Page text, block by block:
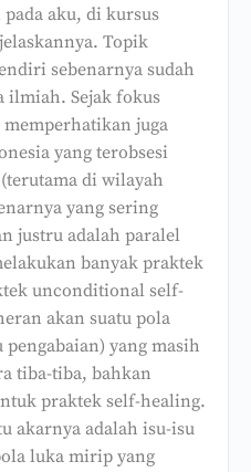
aku, di kursus
Topik
sebenarnya sudah
ilmiah. Sejak fokus
juga
yang terobsesi
di wilayah
yang sering
justru adalah paralel
banyak praktek
unconditional self-
akan suatu pola
yang masih
tiba-tiba, bahkan
praktek self-healing.
akarnya adalah isu-isu
luka mirip yang